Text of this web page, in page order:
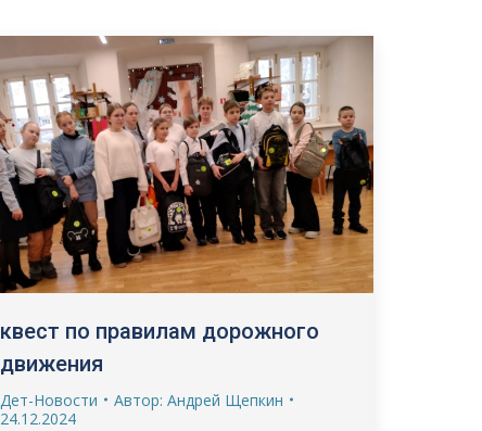
квест по правилам дорожного
движения
Дет-Новости Автор: Андрей Щепкин
24.12.2024